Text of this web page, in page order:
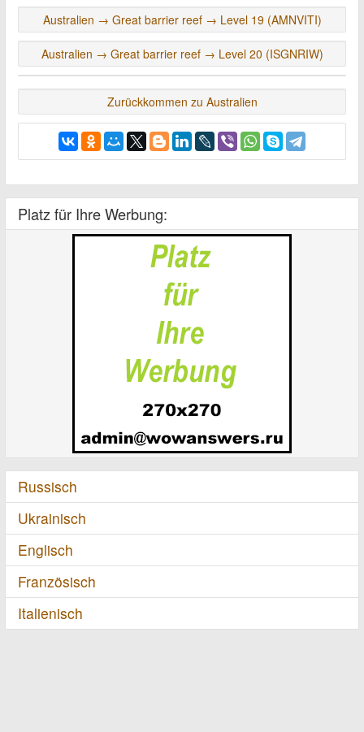
Australien → Great barrier reef → Level 19 (AMNVITI)
Australien → Great barrier reef → Level 20 (ISGNRIW)
Zurückkommen zu Australien
Platz für Ihre Werbung:
Russisch
Ukrainisch
Englisch
Französisch
Italienisch